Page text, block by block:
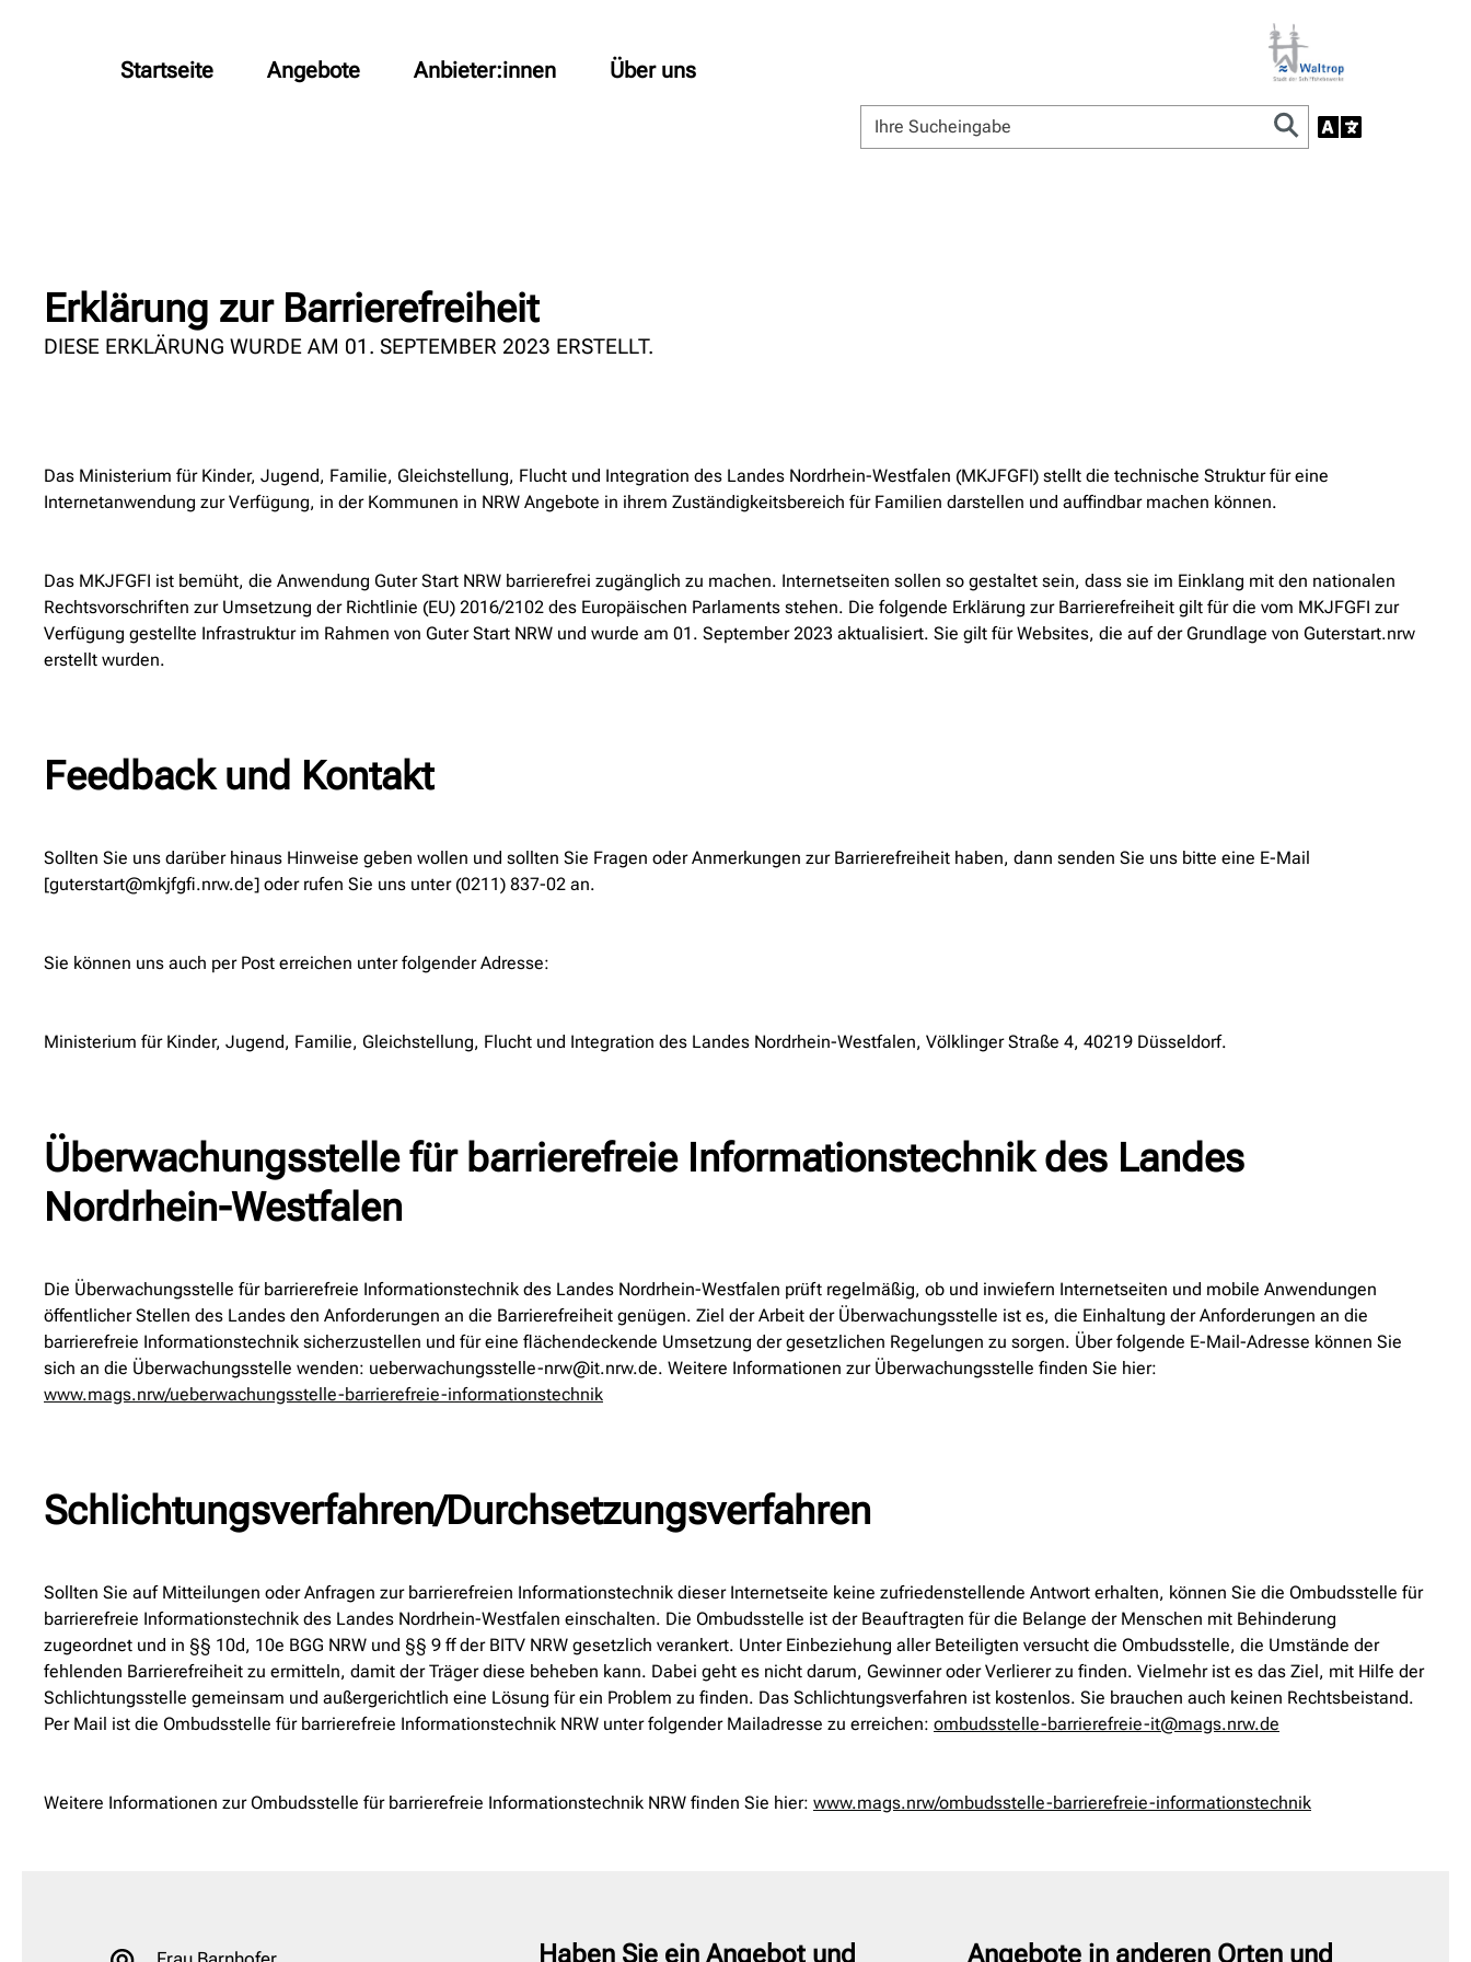
Startseite Angebote Anbieter:innen Über uns
Erklärung zur Barrierefreiheit
DIESE ERKLÄRUNG WURDE AM 01. SEPTEMBER 2023 ERSTELLT.
Das Ministerium für Kinder, Jugend, Familie, Gleichstellung, Flucht und Integration des Landes Nordrhein-Westfalen (MKJFGFI) stellt die technische Struktur für eine
Internetanwendung zur Verfügung, in der Kommunen in NRW Angebote in ihrem Zuständigkeitsbereich für Familien darstellen und auffindbar machen können.
Das MKJFGFI ist bemüht, die Anwendung Guter Start NRW barrierefrei zugänglich zu machen. Internetseiten sollen so gestaltet sein, dass sie im Einklang mit den nationalen
Rechtsvorschriften zur Umsetzung der Richtlinie (EU) 2016/2102 des Europäischen Parlaments stehen. Die folgende Erklärung zur Barrierefreiheit gilt für die vom MKJFGFI zur
Verfügung gestellte Infrastruktur im Rahmen von Guter Start NRW und wurde am 01. September 2023 aktualisiert. Sie gilt für Websites, die auf der Grundlage von Guterstart.nrw
erstellt wurden.
Feedback und Kontakt
Sollten Sie uns darüber hinaus Hinweise geben wollen und sollten Sie Fragen oder Anmerkungen zur Barrierefreiheit haben, dann senden Sie uns bitte eine E-Mail
[guterstart@mkjfgfi.nrw.de] oder rufen Sie uns unter (0211) 837-02 an.
Sie können uns auch per Post erreichen unter folgender Adresse:
Ministerium für Kinder, Jugend, Familie, Gleichstellung, Flucht und Integration des Landes Nordrhein-Westfalen, Völklinger Straße 4, 40219 Düsseldorf.
Überwachungsstelle für barrierefreie Informationstechnik des Landes
Nordrhein-Westfalen
Die Überwachungsstelle für barrierefreie Informationstechnik des Landes Nordrhein-Westfalen prüft regelmäßig, ob und inwiefern Internetseiten und mobile Anwendungen
öffentlicher Stellen des Landes den Anforderungen an die Barrierefreiheit genügen. Ziel der Arbeit der Überwachungsstelle ist es, die Einhaltung der Anforderungen an die
barrierefreie Informationstechnik sicherzustellen und für eine flächendeckende Umsetzung der gesetzlichen Regelungen zu sorgen. Über folgende E-Mail-Adresse können Sie
sich an die Überwachungsstelle wenden: ueberwachungsstelle-nrw@it.nrw.de. Weitere Informationen zur Überwachungsstelle finden Sie hier:
www.mags.nrw/ueberwachungsstelle-barrierefreie-informationstechnik
Schlichtungsverfahren/Durchsetzungsverfahren
Sollten Sie auf Mitteilungen oder Anfragen zur barrierefreien Informationstechnik dieser Internetseite keine zufriedenstellende Antwort erhalten, können Sie die Ombudsstelle für
barrierefreie Informationstechnik des Landes Nordrhein-Westfalen einschalten. Die Ombudsstelle ist der Beauftragten für die Belange der Menschen mit Behinderung
zugeordnet und in §§ 10d, 10e BGG NRW und §§ 9 ff der BITV NRW gesetzlich verankert. Unter Einbeziehung aller Beteiligten versucht die Ombudsstelle, die Umstände der
fehlenden Barrierefreiheit zu ermitteln, damit der Träger diese beheben kann. Dabei geht es nicht darum, Gewinner oder Verlierer zu finden. Vielmehr ist es das Ziel, mit Hilfe der
Schlichtungsstelle gemeinsam und außergerichtlich eine Lösung für ein Problem zu finden. Das Schlichtungsverfahren ist kostenlos. Sie brauchen auch keinen Rechtsbeistand.
Per Mail ist die Ombudsstelle für barrierefreie Informationstechnik NRW unter folgender Mailadresse zu erreichen: ombudsstelle-barrierefreie-it@mags.nrw.de
Weitere Informationen zur Ombudsstelle für barrierefreie Informationstechnik NRW finden Sie hier: www.mags.nrw/ombudsstelle-barrierefreie-informationstechnik
Haben Sie ein Angebot und Angebote in anderen Orten und